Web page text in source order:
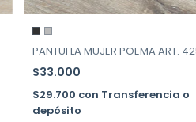
PANTUFLA MUJER POEMA ART.
$33.000
$29.700 con Transferencia o
depósito